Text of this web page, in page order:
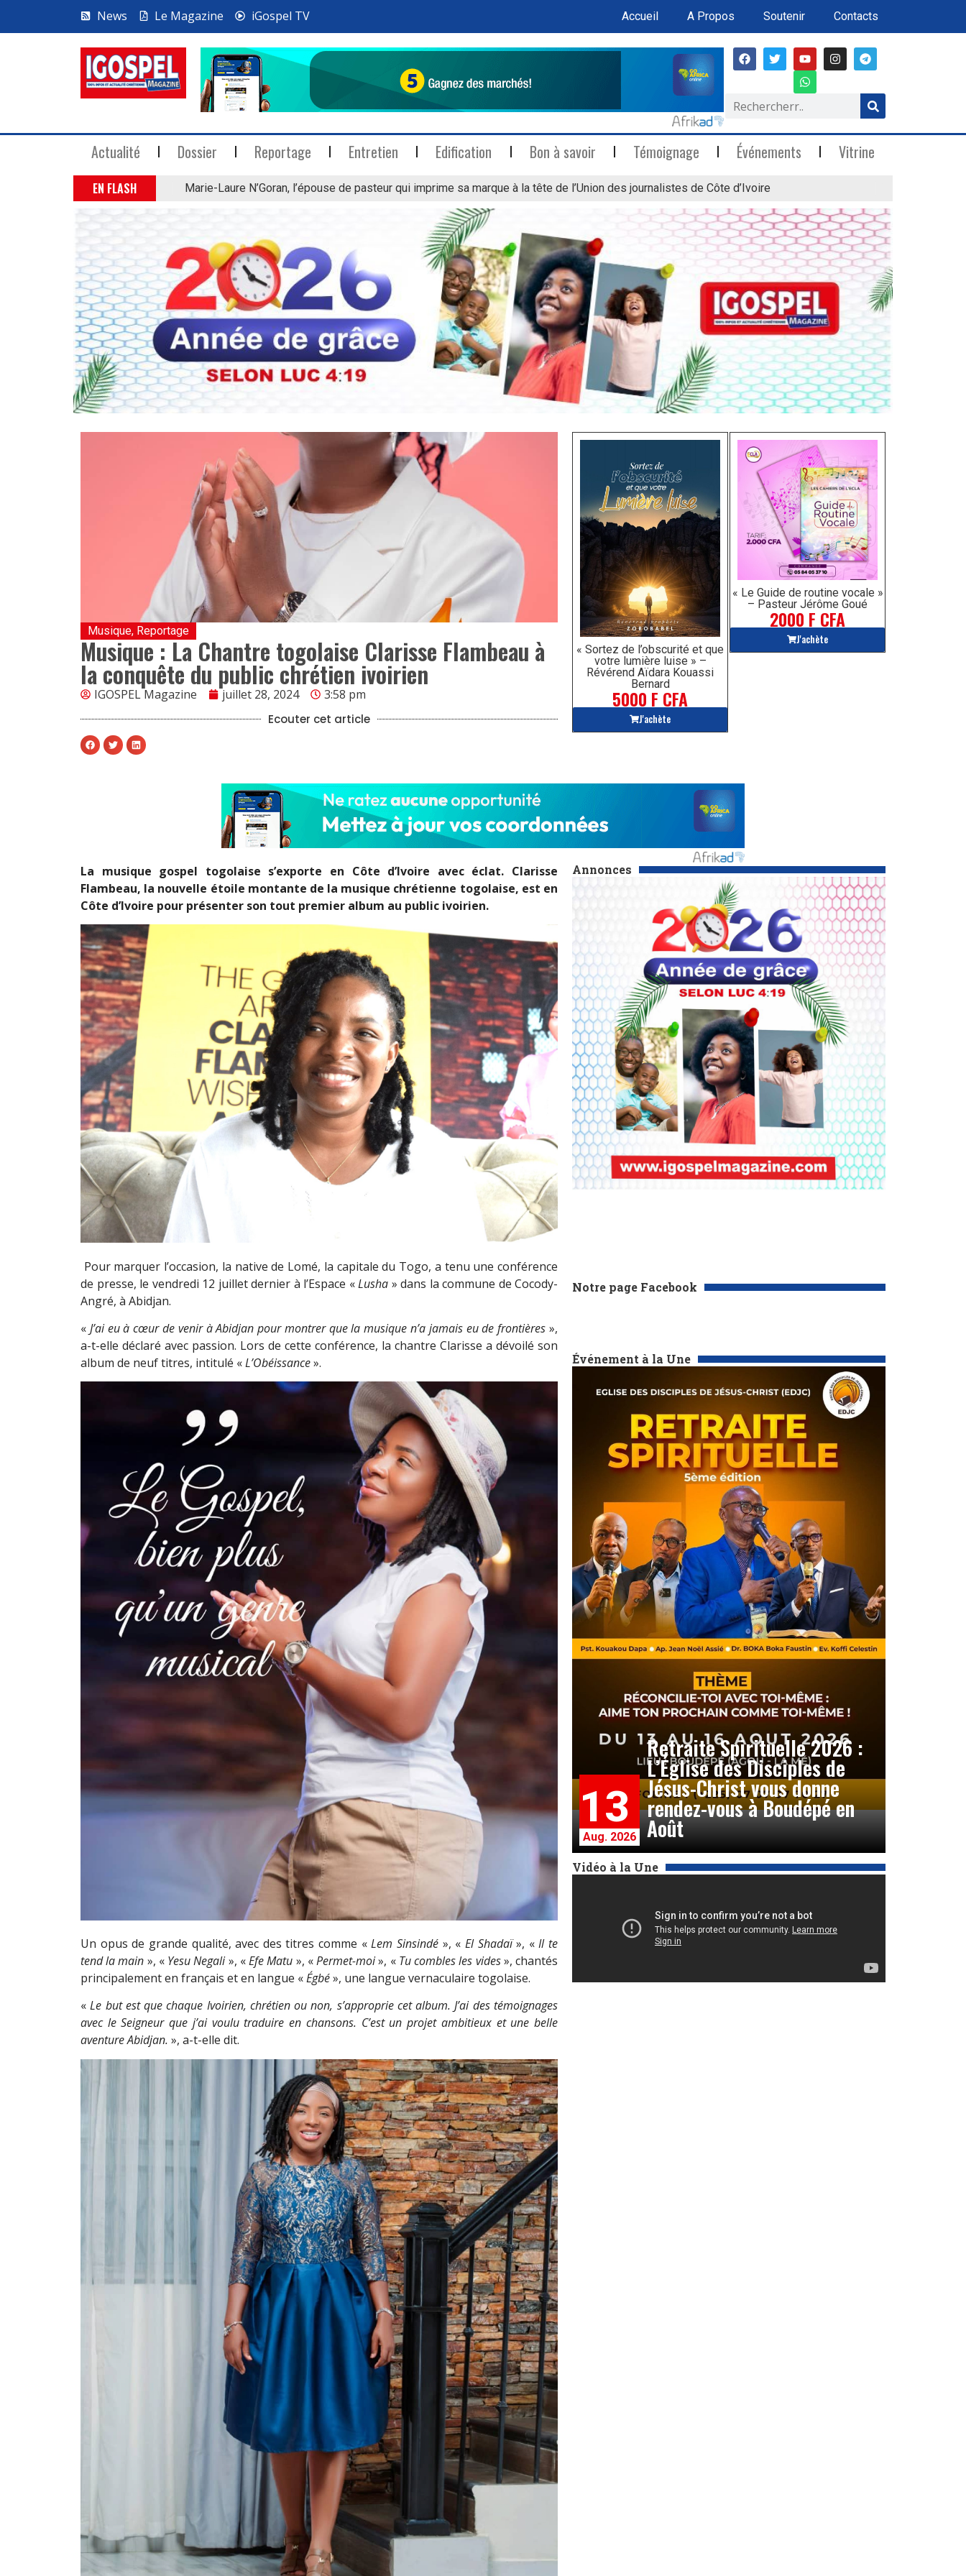
News Le Magazine iGospel TV Accueil A Propos Soutenir Contacts
Actualité Dossier Reportage Entretien Edification Bon à savoir Témoignage Événements Vitrine
EN FLASH Marie-Laure N’Goran, l’épouse de pasteur qui imprime sa marque à la tête de l’Union des journalistes de Côte d’Ivoire
« Sortez de l’obscurité et que
votre lumière luise » –
Révérend Aïdara Kouassi
Bernard
5000 F CFA
J'achète
« Le Guide de routine vocale »
– Pasteur Jérôme Goué
2000 F CFA
J'achète
Musique, Reportage
Musique : La Chantre togolaise Clarisse Flambeau à
la conquête du public chrétien ivoirien
IGOSPEL Magazine juillet 28, 2024 3:58 pm
Ecouter cet article
Annonces
Notre page Facebook
Événement à la Une
13
Aug. 2026
Retraite Spirituelle 2026 :
L’Église des Disciples de
Jésus-Christ vous donne
rendez-vous à Boudépé en
Août
Vidéo à la Une
La musique gospel togolaise s’exporte en Côte d’Ivoire avec éclat. Clarisse
Flambeau, la nouvelle étoile montante de la musique chrétienne togolaise, est en
Côte d’Ivoire pour présenter son tout premier album au public ivoirien.
Pour marquer l’occasion, la native de Lomé, la capitale du Togo, a tenu une conférence
de presse, le vendredi 12 juillet dernier à l’Espace «Lusha » dans la commune de Cocody-
Angré, à Abidjan.
« J’ai eu à cœur de venir à Abidjan pour montrer que la musique n’a jamais eu de frontières »,
a-t-elle déclaré avec passion. Lors de cette conférence, la chantre Clarisse a dévoilé son
album de neuf titres, intitulé «L’Obéissance».
Un opus de grande qualité, avec des titres comme «Lem Sinsindé», « El Shadaï», «Il te
tend la main », « Yesu Negali», «Efe Matu », «Permet-moi», « Tu combles les vides», chantés
principalement en français et en langue «Égbé», une langue vernaculaire togolaise.
«Le but est que chaque Ivoirien, chrétien ou non, s’approprie cet album. J’ai des témoignages
avec le Seigneur que j’ai voulu traduire en chansons. C’est un projet ambitieux et une belle
aventure Abidjan. », a-t-elle dit.